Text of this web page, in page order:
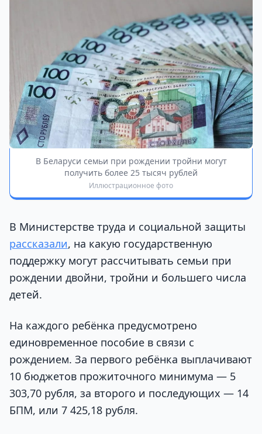
В Беларуси семьи при рождении тройни могут
получить более 25 тысяч рублей
Иллюстрационное фото
В Министерстве труда и социальной защиты
рассказали, на какую государственную
поддержку могут рассчитывать семьи при
рождении двойни, тройни и большего числа
детей.
На каждого ребёнка предусмотрено
единовременное пособие в связи с
рождением. За первого ребёнка выплачивают
10 бюджетов прожиточного минимума — 5
303,70 рубля, за второго и последующих — 14
БПМ, или 7 425,18 рубля.